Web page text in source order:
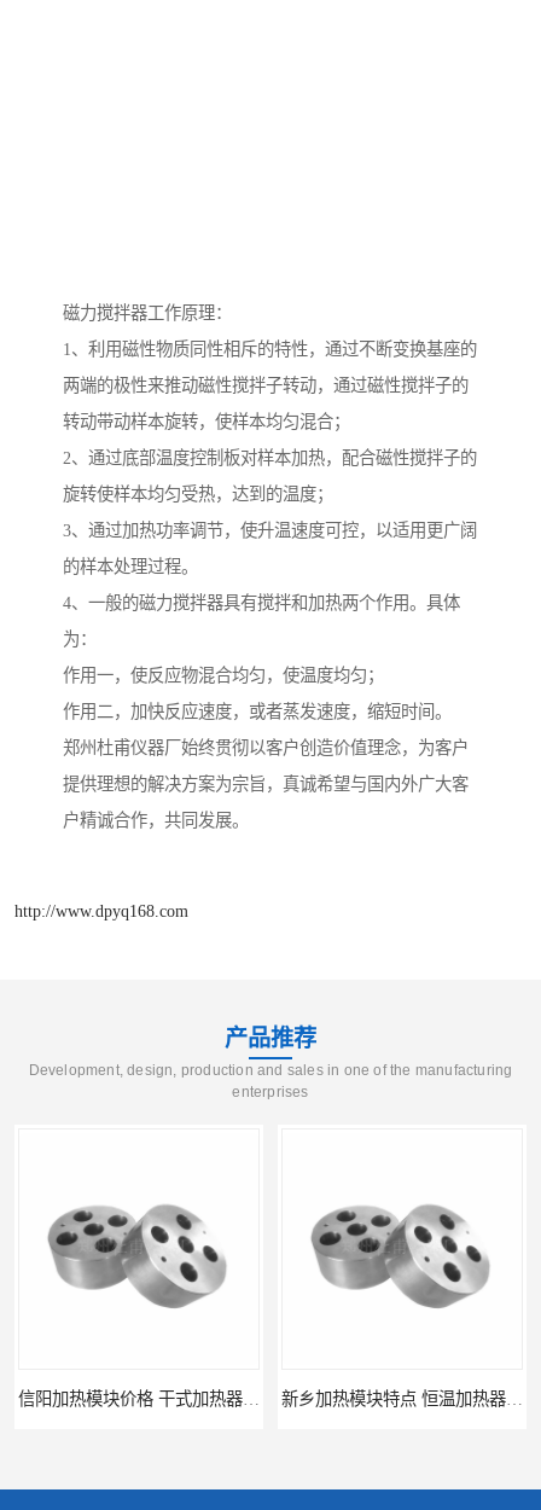
磁力搅拌器工作原理：
1、利用磁性物质同性相斥的特性，通过不断变换基座的
两端的极性来推动磁性搅拌子转动，通过磁性搅拌子的
转动带动样本旋转，使样本均匀混合；
2、通过底部温度控制板对样本加热，配合磁性搅拌子的
旋转使样本均匀受热，达到的温度；
3、通过加热功率调节，使升温速度可控，以适用更广阔
的样本处理过程。
4、一般的磁力搅拌器具有搅拌和加热两个作用。具体
为：
作用一，使反应物混合均匀，使温度均匀；
作用二，加快反应速度，或者蒸发速度，缩短时间。
郑州杜甫仪器厂始终贯彻以客户创造价值理念，为客户
提供理想的解决方案为宗旨，真诚希望与国内外广大客
户精诚合作，共同发展。
http://www.dpyq168.com
产品推荐
Development, design, production and sales in one of the manufacturing
enterprises